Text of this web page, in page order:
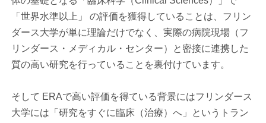
「世界水準以上」 の評価を獲得していることは、フリン
ダース大学が単に理論だけでなく、実際の病院現場（フ
リンダース・メディカル・センター）と密接に連携した
質の高い研究を行っていることを裏付けています。
そして ERAで高い評価を得ている背景にはフリンダース
大学には「研究をすぐに臨床（治療）へ」というトラン